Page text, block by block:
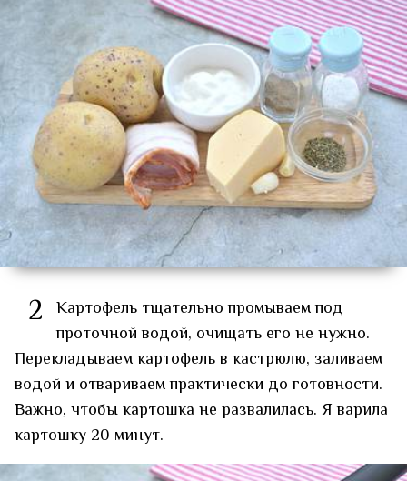
2 Картофель тщательно промываем под
проточной водой, очищать его не нужно.
Перекладываем картофель в кастрюлю, заливаем
водой и отвариваем практически до готовности.
Важно, чтобы картошка не развалилась. Я варила
картошку 20 минут.